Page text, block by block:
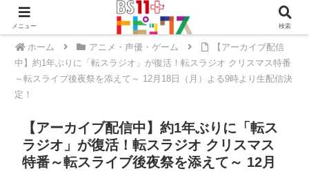
ホーム アニメ・声優・ゲーム
【アーカイブ配信
中】約1年ぶりに「転スラジオ」が復活！転スラジオ クリスマス特番
～転スライブ後夜祭を添えて～ 12月18日（月）よる9時より生配信決
定！
【アーカイブ配信中】約1年ぶりに「転ス
ラジオ」が復活！転スラジオ クリスマス
特番～転スライブ後夜祭を添えて～ 12月
メニュー 検索